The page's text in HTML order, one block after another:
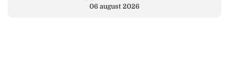
06 august 2026